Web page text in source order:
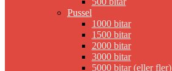
Pussel
1000 bitar
1500 bitar
2000 bitar
3000 bitar
5000 bitar (eller fler)